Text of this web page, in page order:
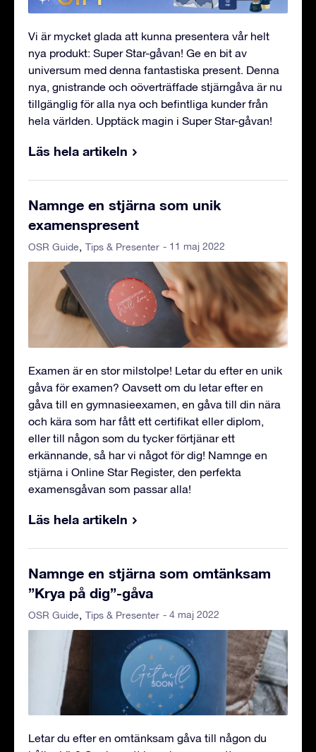
Vi är mycket glada att kunna presentera vår helt
nya produkt: Super Star-gåvan! Ge en bit av
universum med denna fantastiska present. Denna
nya, gnistrande och oöverträffade stjärngåva är nu
tillgänglig för alla nya och befintliga kunder från
hela världen. Upptäck magin i Super Star-gåvan!
Läs hela artikeln
Namnge en stjärna som unik
examenspresent
OSR Guide Tips & Presenter - 11 maj 2022
Examen är en stor milstolpe! Letar du efter en unik
gåva för examen? Oavsett om du letar efter en
gåva till en gymnasieexamen, en gåva till din nära
och kära som har fått ett certifikat eller diplom,
eller till någon som du tycker förtjänar ett
erkännande, så har vi något för dig! Namnge en
stjärna i Online Star Register, den perfekta
examensgåvan som passar alla!
Läs hela artikeln
Namnge en stjärna som omtänksam
”Krya på dig”-gåva
OSR Guide Tips & Presenter - 4 maj 2022
Letar du efter en omtänksam gåva till någon du